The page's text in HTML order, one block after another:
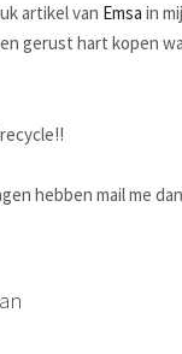
artikel van Emsa in
gerust hart kopen
hebben mail me